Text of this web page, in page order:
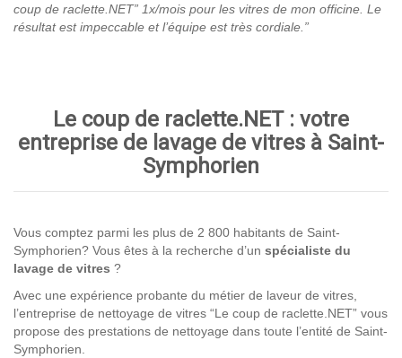
coup de raclette.NET” 1x/mois pour les vitres de mon officine. Le
résultat est impeccable et l’équipe est très cordiale.”
Le coup de raclette.NET : votre
entreprise de lavage de vitres à Saint-
Symphorien
Vous comptez parmi les plus de 2 800 habitants de Saint-
Symphorien? Vous êtes à la recherche d’un spécialiste du
lavage de vitres ?
Avec une expérience probante du métier de laveur de vitres,
l’entreprise de nettoyage de vitres “Le coup de raclette.NET” vous
propose des prestations de nettoyage dans toute l’entité de Saint-
Symphorien.